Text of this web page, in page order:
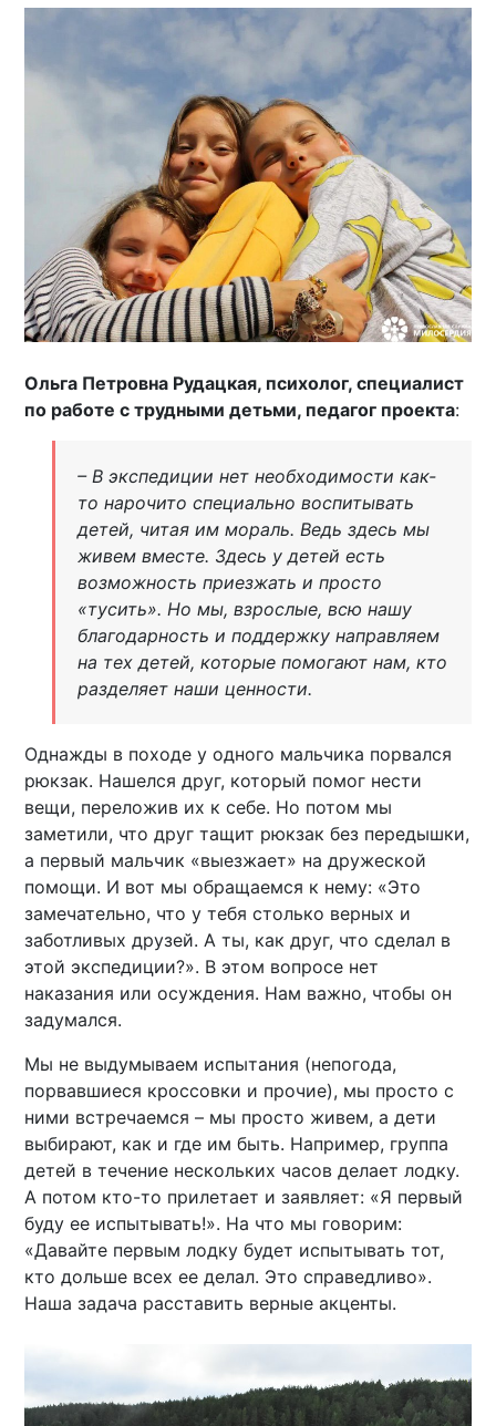
Ольга Петровна Рудацкая, психолог, специалист
по работе с трудными детьми, педагог проекта:
– В экспедиции нет необходимости как-
то нарочито специально воспитывать
детей, читая им мораль. Ведь здесь мы
живем вместе. Здесь у детей есть
возможность приезжать и просто
«тусить». Но мы, взрослые, всю нашу
благодарность и поддержку направляем
на тех детей, которые помогают нам, кто
разделяет наши ценности.
Однажды в походе у одного мальчика порвался
рюкзак. Нашелся друг, который помог нести
вещи, переложив их к себе. Но потом мы
заметили, что друг тащит рюкзак без передышки,
а первый мальчик «выезжает» на дружеской
помощи. И вот мы обращаемся к нему: «Это
замечательно, что у тебя столько верных и
заботливых друзей. А ты, как друг, что сделал в
этой экспедиции?». В этом вопросе нет
наказания или осуждения. Нам важно, чтобы он
задумался.
Мы не выдумываем испытания (непогода,
порвавшиеся кроссовки и прочие), мы просто с
ними встречаемся – мы просто живем, а дети
выбирают, как и где им быть. Например, группа
детей в течение нескольких часов делает лодку.
А потом кто-то прилетает и заявляет: «Я первый
буду ее испытывать!». На что мы говорим:
«Давайте первым лодку будет испытывать тот,
кто дольше всех ее делал. Это справедливо».
Наша задача расставить верные акценты.